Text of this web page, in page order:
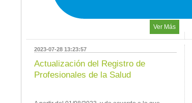
Ver Más
2023-07-28 13:23:57
Actualización del Registro de
Profesionales de la Salud